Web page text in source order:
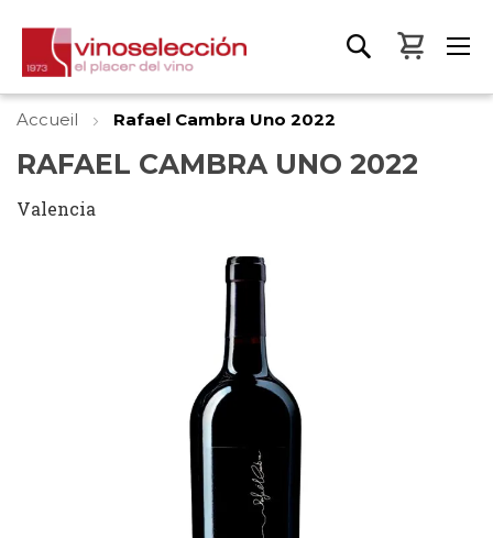
Mon
Accueil Rafael Cambra Uno 2022
RAFAEL CAMBRA UNO 2022
Valencia